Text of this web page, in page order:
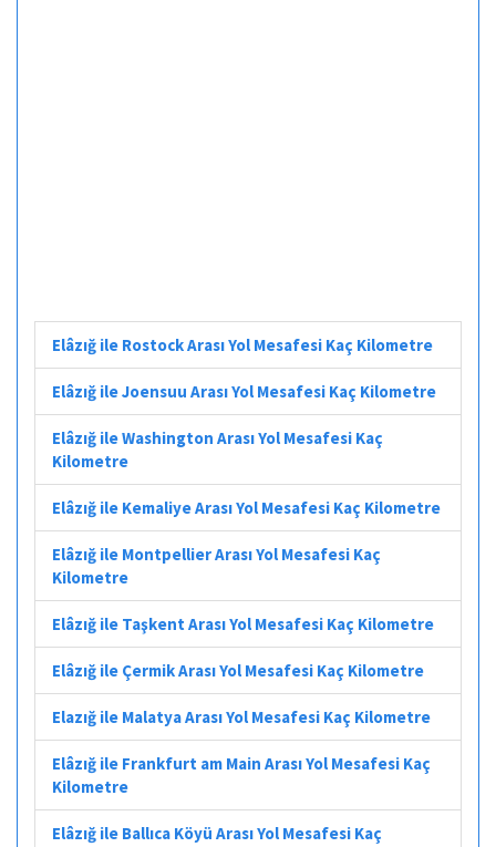
Elâzığ ile Rostock Arası Yol Mesafesi Kaç Kilometre
Elâzığ ile Joensuu Arası Yol Mesafesi Kaç Kilometre
Elâzığ ile Washington Arası Yol Mesafesi Kaç
Kilometre
Elâzığ ile Kemaliye Arası Yol Mesafesi Kaç Kilometre
Elâzığ ile Montpellier Arası Yol Mesafesi Kaç
Kilometre
Elâzığ ile Taşkent Arası Yol Mesafesi Kaç Kilometre
Elâzığ ile Çermik Arası Yol Mesafesi Kaç Kilometre
Elazığ ile Malatya Arası Yol Mesafesi Kaç Kilometre
Elâzığ ile Frankfurt am Main Arası Yol Mesafesi Kaç
Kilometre
Elâzığ ile Ballıca Köyü Arası Yol Mesafesi Kaç